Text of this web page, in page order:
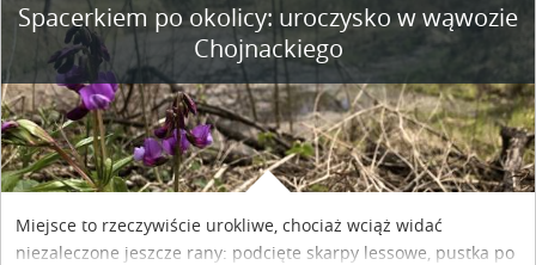
Spacerkiem po okolicy: uroczysko w wąwozie
Chojnackiego
Miejsce to rzeczywiście urokliwe, chociaż wciąż widać
niezaleczone jeszcze rany: podcięte skarpy lessowe, pustka po